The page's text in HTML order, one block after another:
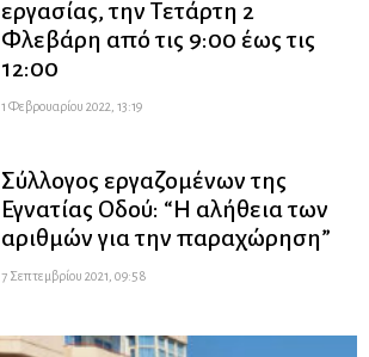
εργασίας, την Τετάρτη 2
Φλεβάρη από τις 9:00 έως τις
12:00
1 Φεβρουαρίου 2022, 13:19
Σύλλογος εργαζομένων της
Εγνατίας Οδού: “Η αλήθεια των
αριθμών για την παραχώρηση”
7 Σεπτεμβρίου 2021, 09:58